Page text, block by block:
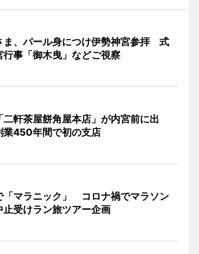
ま、パール身につけ伊勢神宮参拝 式
行事「御木曳」などご視察
二軒茶屋餅角屋本店」が内宮前に出
450年間で初の支店
「マラニック」 コロナ禍でマラソン
止受けラン旅ツアー企画